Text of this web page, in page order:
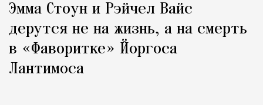
Эмма Стоун и Рэйчел Вайс
дерутся не на жизнь, а на смерть
в «Фаворитке» Йоргоса
Лантимоса